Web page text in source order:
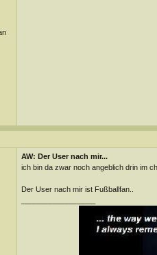
AW: Der User nach mir...
ich bin da zwar noch angeblich drin im
Der User nach mir ist Fußballfan..